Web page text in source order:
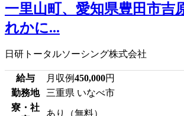
一里山町、愛知県豊田市吉
れかに...
日研トータルソーシング株式会社
給与 月収例450,000円
勤務地
三重県 いなべ市
寮・社
あり（無料）